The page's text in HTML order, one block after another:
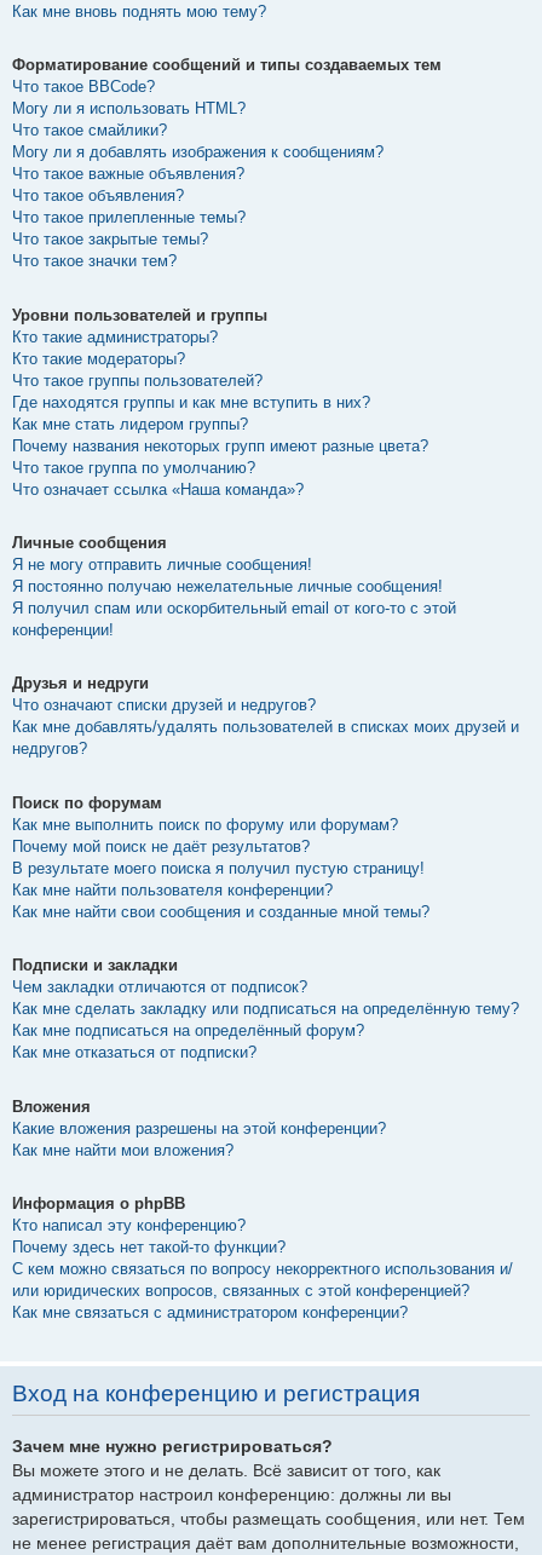
Как мне вновь поднять мою тему?
Форматирование сообщений и типы создаваемых тем
Что такое BBCode?
Могу ли я использовать HTML?
Что такое смайлики?
Могу ли я добавлять изображения к сообщениям?
Что такое важные объявления?
Что такое объявления?
Что такое прилепленные темы?
Что такое закрытые темы?
Что такое значки тем?
Уровни пользователей и группы
Кто такие администраторы?
Кто такие модераторы?
Что такое группы пользователей?
Где находятся группы и как мне вступить в них?
Как мне стать лидером группы?
Почему названия некоторых групп имеют разные цвета?
Что такое группа по умолчанию?
Что означает ссылка «Наша команда»?
Личные сообщения
Я не могу отправить личные сообщения!
Я постоянно получаю нежелательные личные сообщения!
Я получил спам или оскорбительный email от кого-то с этой
конференции!
Друзья и недруги
Что означают списки друзей и недругов?
Как мне добавлять/удалять пользователей в списках моих друзей и
недругов?
Поиск по форумам
Как мне выполнить поиск по форуму или форумам?
Почему мой поиск не даёт результатов?
В результате моего поиска я получил пустую страницу!
Как мне найти пользователя конференции?
Как мне найти свои сообщения и созданные мной темы?
Подписки и закладки
Чем закладки отличаются от подписок?
Как мне сделать закладку или подписаться на определённую тему?
Как мне подписаться на определённый форум?
Как мне отказаться от подписки?
Вложения
Какие вложения разрешены на этой конференции?
Как мне найти мои вложения?
Информация о phpBB
Кто написал эту конференцию?
Почему здесь нет такой-то функции?
С кем можно связаться по вопросу некорректного использования и/
или юридических вопросов, связанных с этой конференцией?
Как мне связаться с администратором конференции?
Вход на конференцию и регистрация
Зачем мне нужно регистрироваться?
Вы можете этого и не делать. Всё зависит от того, как
администратор настроил конференцию: должны ли вы
зарегистрироваться, чтобы размещать сообщения, или нет. Тем
не менее регистрация даёт вам дополнительные возможности,